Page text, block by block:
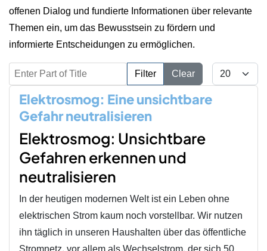
offenen Dialog und fundierte Informationen über relevante
Themen ein, um das Bewusstsein zu fördern und
informierte Entscheidungen zu ermöglichen.
Enter Part of Title Filter Clear Display #
Elektrosmog: Eine unsichtbare
Gefahr neutralisieren
Elektrosmog: Unsichtbare
Gefahren erkennen und
neutralisieren
In der heutigen modernen Welt ist ein Leben ohne
elektrischen Strom kaum noch vorstellbar. Wir nutzen
ihn täglich in unseren Haushalten über das öffentliche
Stromnetz, vor allem als Wechselstrom, der sich 50